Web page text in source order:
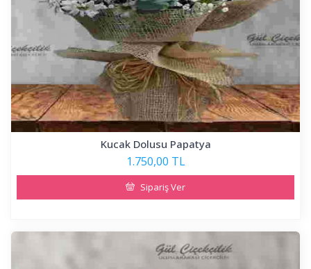
Kucak Dolusu Papatya
1.750,00 TL
Sipariş Ver